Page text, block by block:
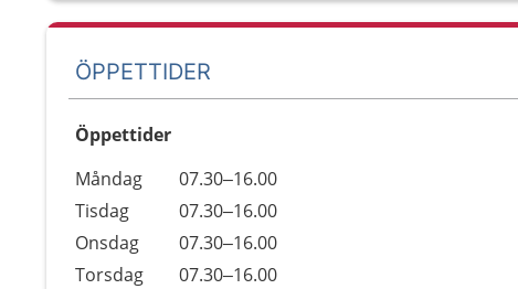
ÖPPETTIDER
Öppettider
Dag
Öppettider
Kommentarer
Måndag
07.30–16.00
Tisdag
07.30–16.00
Onsdag
07.30–16.00
Torsdag
07.30–16.00